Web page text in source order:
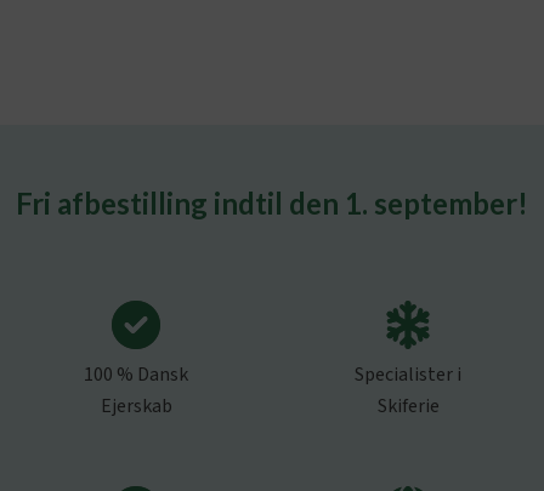
Fri afbestilling indtil den 1. september!
100 % Dansk
Ejerskab
Specialister i
Skiferie